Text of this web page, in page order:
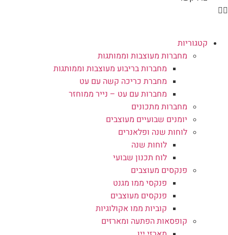
קטגוריות
מחברות מעוצבות וממותגות
מחברות בריבוע מעוצבות וממותגות
מחברת כריכה קשה עם עט
מחברות עם עט – נייר ממוחזר
מחברות מתכונים
יומנים שבועיים מעוצבים
לוחות שנה ופלאנרים
לוחות שנה
לוח תכנון שבועי
פנקסים מעוצבים
פנקסי ממו מגנט
פנקסים מעוצבים
קוביות ממו אקולוגיות
קופסאות הפתעה ומארזים